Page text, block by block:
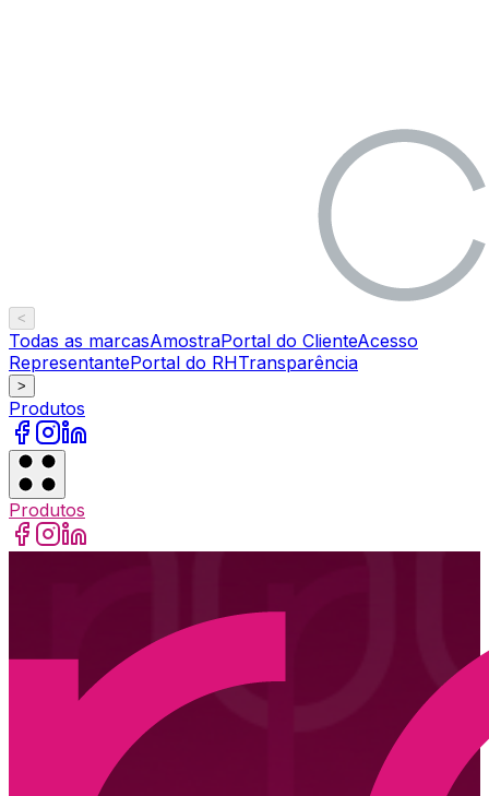
<
Todas as marcasAmostraPortal do ClienteAcesso
RepresentantePortal do RHTransparência
>
Produtos
Produtos